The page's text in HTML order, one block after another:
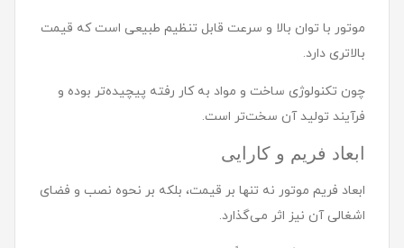
موتور با توان بالا و سرعت قابل تنظیم طبیعی است که قیمت
بالاتری دارد.
چون تکنولوژی ساخت و مواد به کار رفته پیچیده‌تر بوده و
فرآیند تولید آن سخت‌تر است.
ابعاد فریم و کارایی
ابعاد فریم موتور نه تنها بر قیمت، بلکه بر نحوه نصب و فضای
اشغالی آن نیز اثر می‌گذارد.